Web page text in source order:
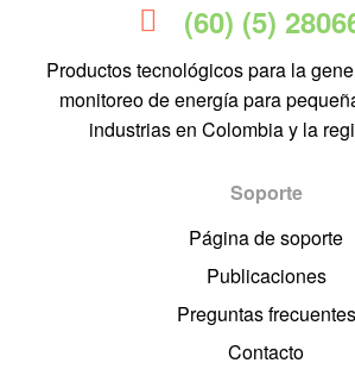
(60) (5)
Productos tecnológicos para la
monitoreo de energía para
industrias en Colombia y la
Soporte
Página de soporte
Publicaciones
Preguntas frecuentes
Contacto